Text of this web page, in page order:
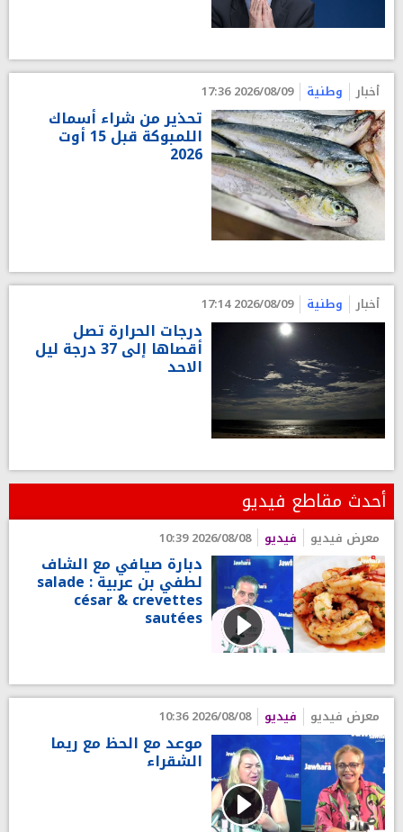
أخبار وطنية 2026/08/09 17:36
تحذير من شراء أسماك
اللمبوكة قبل 15 أوت
2026
أخبار وطنية 2026/08/09 17:14
درجات الحرارة تصل
أقصاها إلى 37 درجة ليل
الاحد
أحدث مقاطع فيديو
معرض فيديو فيديو 2026/08/08 10:39
دبارة صيافي مع الشاف
لطفي بن عربية : salade
césar & crevettes
sautées
معرض فيديو فيديو 2026/08/08 10:36
موعد مع الحظ مع ريما
الشقراء